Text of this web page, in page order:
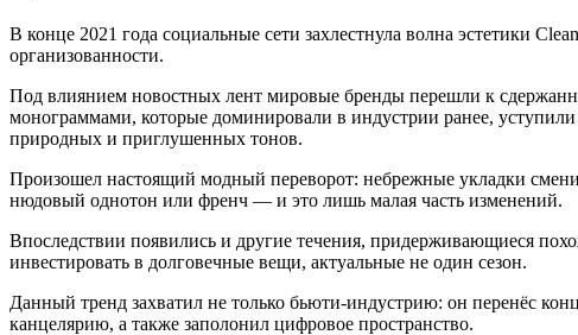
В конце 2021 года социальные сети захлестнула волна эстетики
организованности.
Под влиянием новостных лент мировые бренды перешли к
монограммами, которые доминировали в индустрии ранее,
природных и приглушенных тонов.
Произошел настоящий модный переворот: небрежные укладки
нюдовый однотон или френч — и это лишь малая часть изменений.
Впоследствии появились и другие течения, придерживающиеся
инвестировать в долговечные вещи, актуальные не один сезон.
Данный тренд захватил не только бьюти-индустрию: он перенёс
канцелярию, а также заполонил цифровое пространство.